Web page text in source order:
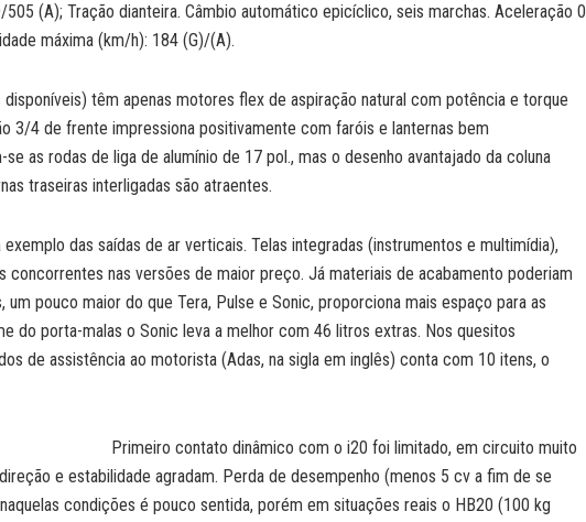
(A); Tração dianteira. Câmbio automático epicíclico, seis marchas. Aceleração 0
máxima (km/h): 184 (G)/(A).
têm apenas motores flex de aspiração natural com potência e torque
3/4 de frente impressiona positivamente com faróis e lanternas bem
as rodas de liga de alumínio de 17 pol., mas o desenho avantajado da coluna
traseiras interligadas são atraentes.
das saídas de ar verticais. Telas integradas (instrumentos e multimídia),
concorrentes nas versões de maior preço. Já materiais de acabamento poderiam
pouco maior do que Tera, Pulse e Sonic, proporciona mais espaço para as
do porta-malas o Sonic leva a melhor com 46 litros extras. Nos quesitos
de assistência ao motorista (Adas, na sigla em inglês) conta com 10 itens, o
Primeiro contato dinâmico com o i20 foi limitado, em circuito muito
e estabilidade agradam. Perda de desempenho (menos 5 cv a fim de se
condições é pouco sentida, porém em situações reais o HB20 (100 kg